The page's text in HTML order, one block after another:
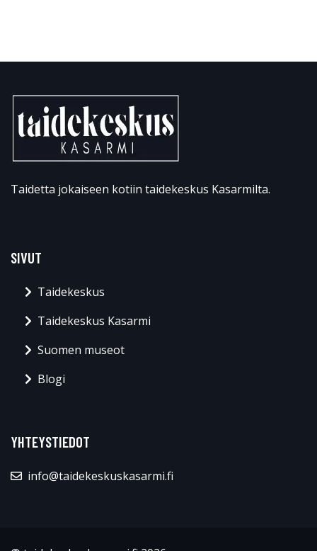
Taidetta jokaiseen kotiin taidekeskus Kasarmilta.
SIVUT
Taidekeskus
Taidekeskus Kasarmi
Suomen museot
Blogi
YHTEYSTIEDOT
info@taidekeskuskasarmi.fi